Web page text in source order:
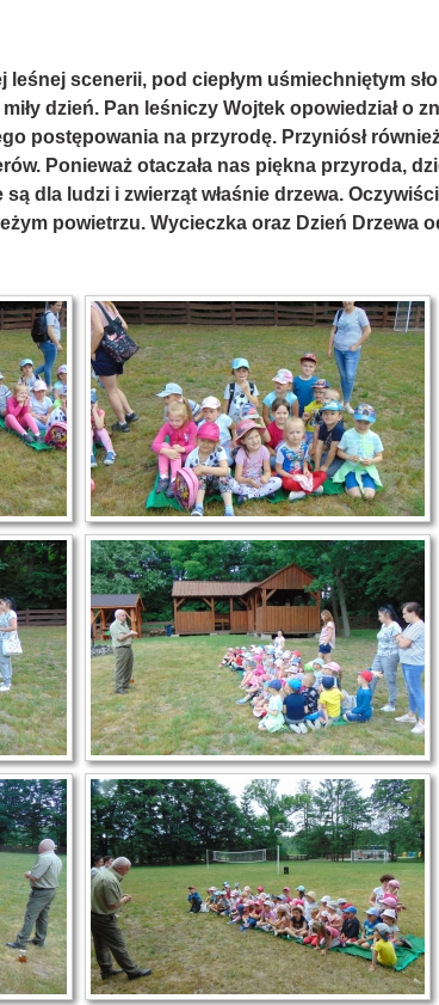
scenerii, pod ciepłym uśmiechniętym
dzień. Pan leśniczy Wojtek opowiedział o
postępowania na przyrodę. Przyniósł
Ponieważ otaczała nas piękna przyroda,
dla ludzi i zwierząt właśnie drzewa.
powietrzu. Wycieczka oraz Dzień Drzewa